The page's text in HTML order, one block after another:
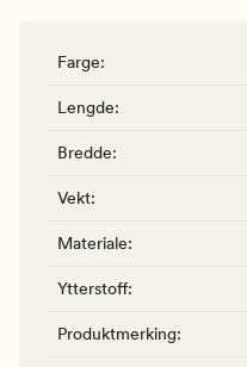
Farge:
Lengde:
Bredde:
Vekt:
Materiale:
Ytterstoff:
Produktmerking: